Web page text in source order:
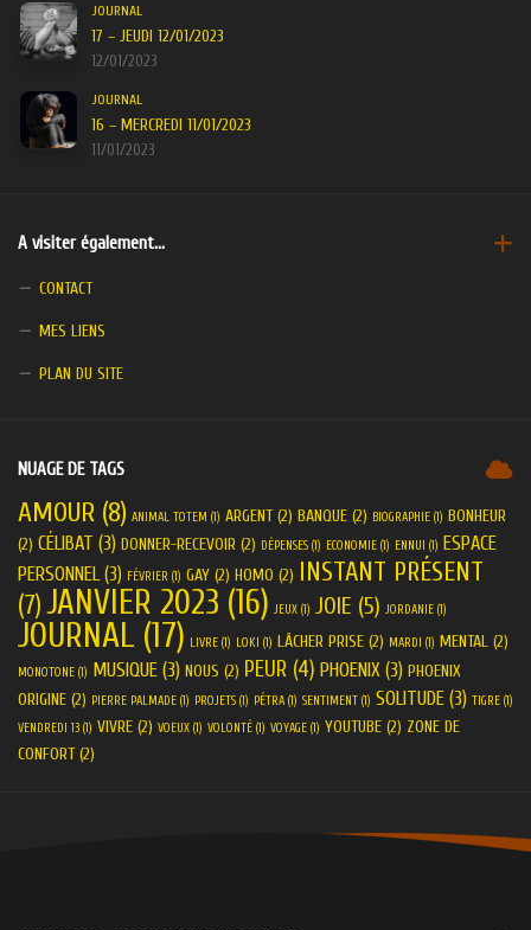
JOURNAL
17 – JEUDI 12/01/2023
12/01/2023
JOURNAL
16 – MERCREDI 11/01/2023
11/01/2023
A visiter également…
CONTACT
MES LIENS
PLAN DU SITE
NUAGE DE TAGS
AMOUR (8) ANIMAL TOTEM (1) ARGENT(2) BANQUE (2) BIOGRAPHIE (1) BONHEUR
(2) CÉLIBAT (3) DONNER-RECEVOIR (2) DÉPENSES (1) ECONOMIE (1) ENNUI (1) ESPACE
PERSONNEL (3) FÉVRIER (1) GAY (2) HOMO (2) INSTANT PRÉSENT
(7)JANVIER 2023 (16) JEUX (1) JOIE (5) JORDANIE (1)
JOURNAL (17) LIVRE (1) LOKI (1) LÂCHER PRISE (2) MARDI (1) MENTAL (2)
MONOTONE (1) MUSIQUE (3) NOUS (2) PEUR (4) PHOENIX (3) PHOENIX
ORIGINE (2) PIERRE PALMADE (1) PROJETS (1) PÉTRA (1) SENTIMENT (1) SOLITUDE (3) TIGRE (1)
VENDREDI 13 (1) VIVRE (2) VOEUX (1) VOLONTÉ (1) VOYAGE (1) YOUTUBE (2) ZONE DE
CONFORT(2)